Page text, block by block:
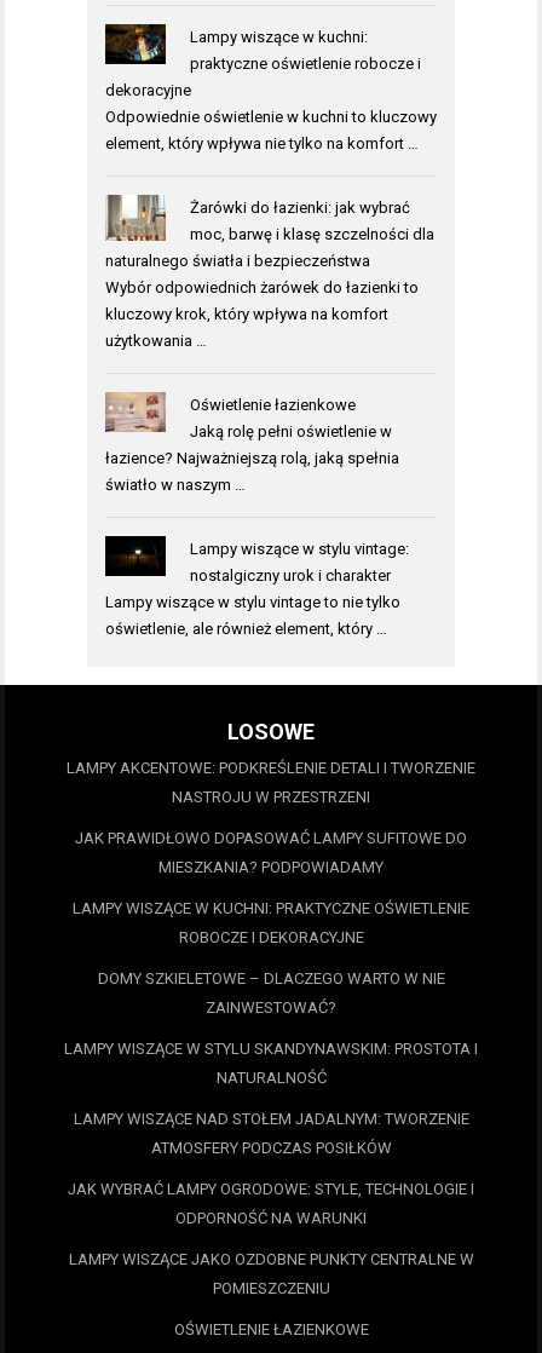
Lampy wiszące w kuchni:
praktyczne oświetlenie robocze i
dekoracyjne
Odpowiednie oświetlenie w kuchni to kluczowy
element, który wpływa nie tylko na komfort …
Żarówki do łazienki: jak wybrać
moc, barwę i klasę szczelności dla
naturalnego światła i bezpieczeństwa
Wybór odpowiednich żarówek do łazienki to
kluczowy krok, który wpływa na komfort
użytkowania …
Oświetlenie łazienkowe
Jaką rolę pełni oświetlenie w
łazience? Najważniejszą rolą, jaką spełnia
światło w naszym …
Lampy wiszące w stylu vintage:
nostalgiczny urok i charakter
Lampy wiszące w stylu vintage to nie tylko
oświetlenie, ale również element, który …
LOSOWE
LAMPY AKCENTOWE: PODKREŚLENIE DETALI I TWORZENIE
NASTROJU W PRZESTRZENI
JAK PRAWIDŁOWO DOPASOWAĆ LAMPY SUFITOWE DO
MIESZKANIA? PODPOWIADAMY
LAMPY WISZĄCE W KUCHNI: PRAKTYCZNE OŚWIETLENIE
ROBOCZE I DEKORACYJNE
DOMY SZKIELETOWE – DLACZEGO WARTO W NIE
ZAINWESTOWAĆ?
LAMPY WISZĄCE W STYLU SKANDYNAWSKIM: PROSTOTA I
NATURALNOŚĆ
LAMPY WISZĄCE NAD STOŁEM JADALNYM: TWORZENIE
ATMOSFERY PODCZAS POSIŁKÓW
JAK WYBRAĆ LAMPY OGRODOWE: STYLE, TECHNOLOGIE I
ODPORNOŚĆ NA WARUNKI
LAMPY WISZĄCE JAKO OZDOBNE PUNKTY CENTRALNE W
POMIESZCZENIU
OŚWIETLENIE ŁAZIENKOWE